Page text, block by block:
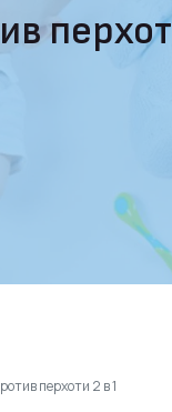
перхоти 2 в 1